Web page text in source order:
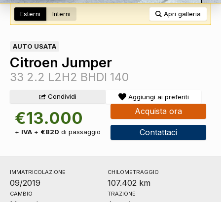
Esterni Interni Apri galleria
AUTO USATA
Citroen Jumper
33 2.2 L2H2 BHDI 140
Condividi Aggiungi ai preferiti
€13.000
+ IVA + €820 di passaggio
Acquista ora
Contattaci
IMMATRICOLAZIONE
09/2019
CHILOMETRAGGIO
107.402 km
CAMBIO TRAZIONE